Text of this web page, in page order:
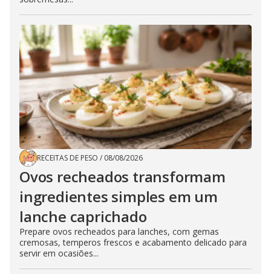
RECEITAS DE PESO / 08/08/2026
Ovos recheados transformam
ingredientes simples em um
lanche caprichado
Prepare ovos recheados para lanches, com gemas
cremosas, temperos frescos e acabamento delicado para
servir em ocasiões...